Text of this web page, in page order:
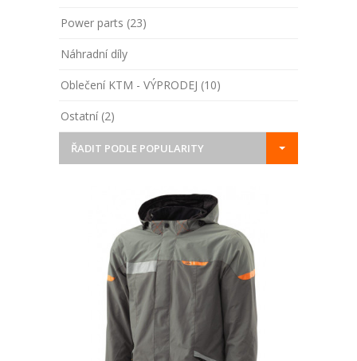
Power parts (23)
Náhradní díly
Oblečení KTM - VÝPRODEJ (10)
Ostatní (2)
ŘADIT PODLE POPULARITY